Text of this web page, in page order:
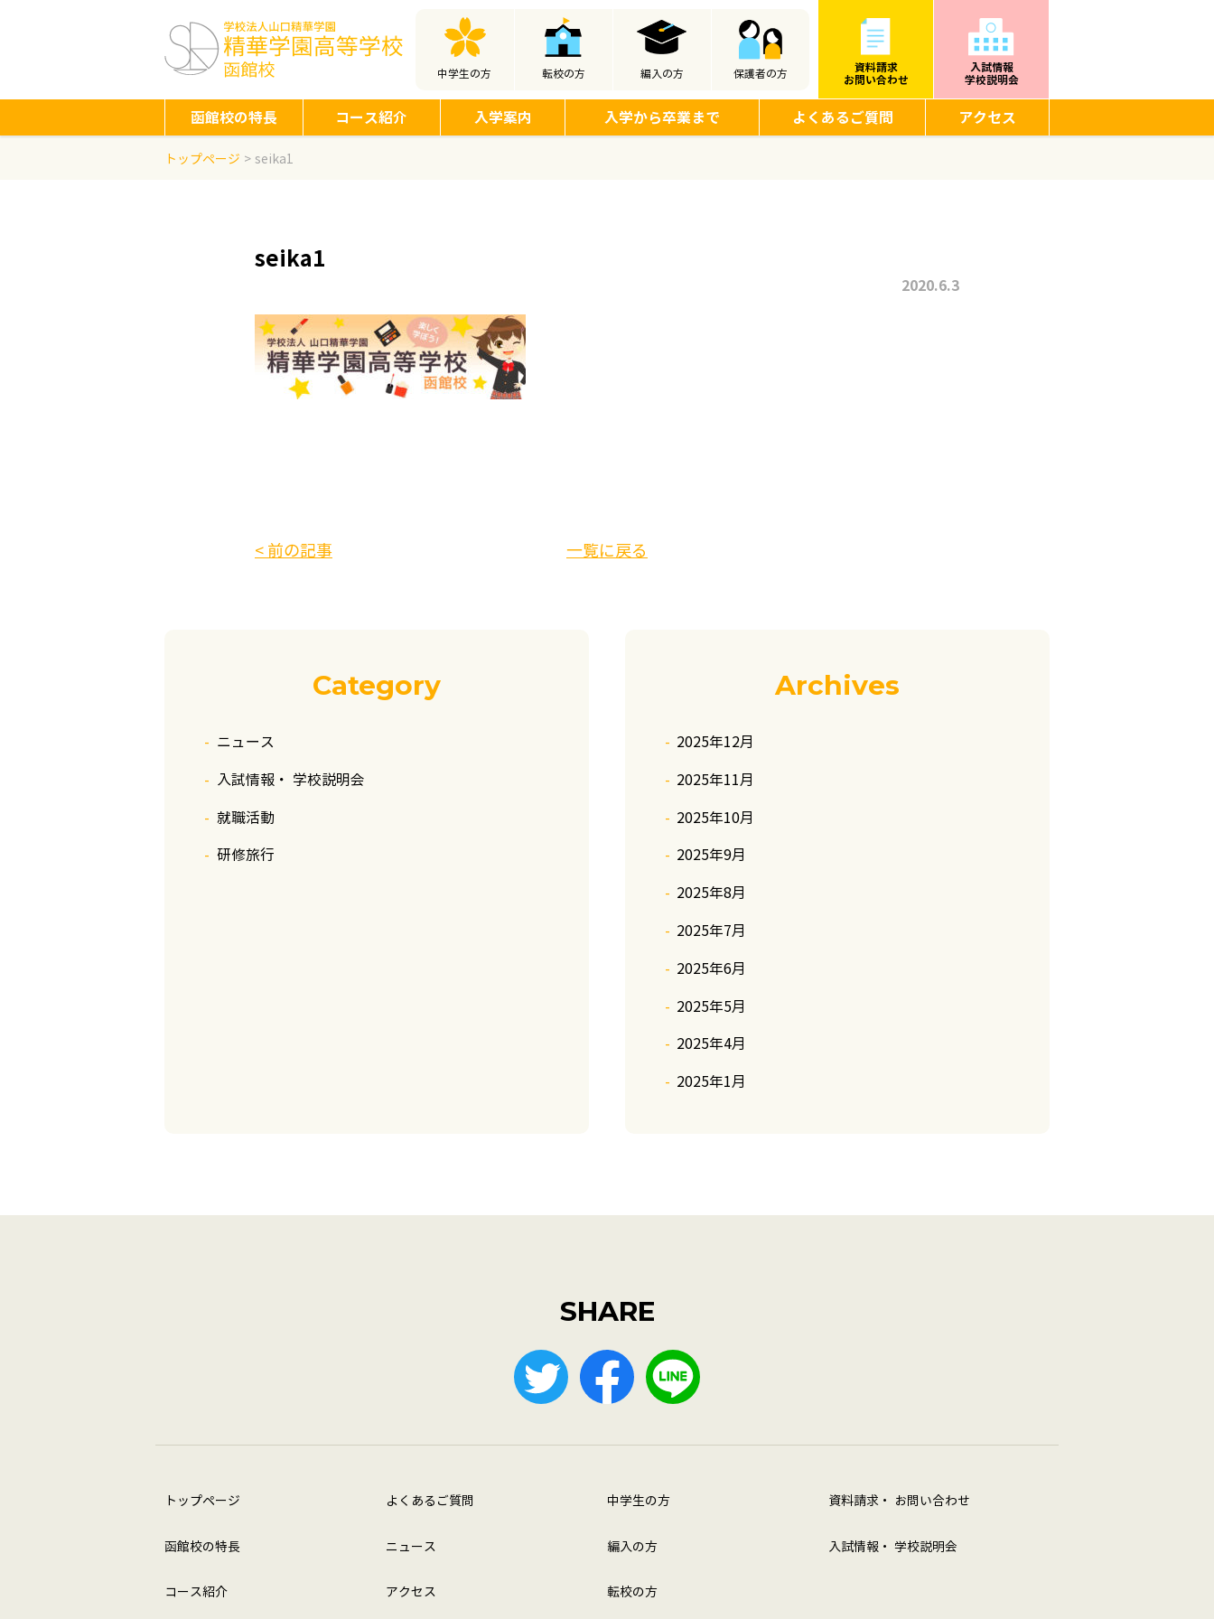
中学生の方 転校の方 編入の方 保護者の方
資料請求
お問い合わせ
入試情報
学校説明会
函館校の特長 コース紹介 入学案内 入学から卒業まで よくあるご質問 アクセス
トップページ seika1
seika1
2020.6.3
< 前の記事 一覧に戻る
Category
ニュース
入試情報・ 学校説明会
就職活動
研修旅行
Archives
2025年12月
2025年11月
2025年10月
2025年9月
2025年8月
2025年7月
2025年6月
2025年5月
2025年4月
2025年1月
SHARE
トップページ
函館校の特長
コース紹介
よくあるご質問
ニュース
アクセス
中学生の方
編入の方
転校の方
資料請求・ お問い合わせ
入試情報・ 学校説明会